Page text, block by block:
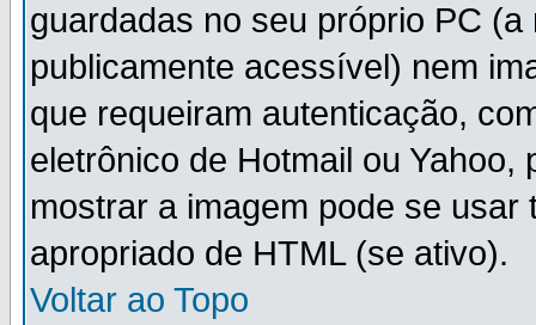
guardadas no seu próprio PC
publicamente acessível) nem
que requeiram autenticação,
eletrônico de Hotmail ou
mostrar a imagem pode se
apropriado de HTML (se ativo).
Voltar ao Topo